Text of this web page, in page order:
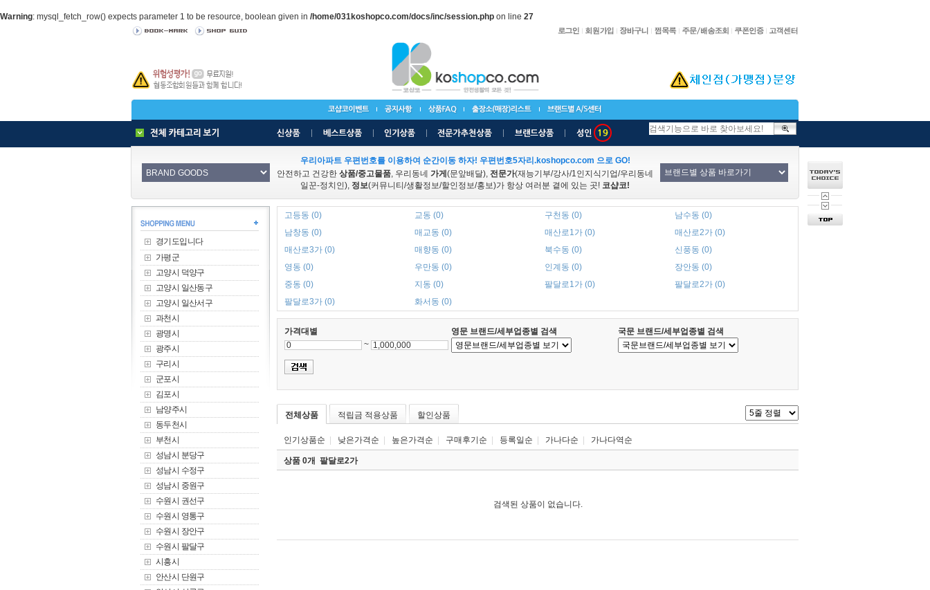
Warning: mysql_fetch_row() expects parameter 1 to be resource, boolean given in /home/031koshopco.com/docs/inc/session.php on line 27
우리아파트 우편번호를 이용하여 순간이동 하자! 우편번호5자리.koshopco.com 으로 GO!
안전하고 건강한 상품/중고물품, 우리동네 가게 (문앞배달), 전문가(재능기부/강사/1인지식기업/우리동네
일꾼-정치인), 정보(커뮤니티/생활정보/할인정보/홍보)가 항상 여러분 곁에 있는 곳! 코샵코!
경기도입니다
가평군
고양시 덕양구
고양시 일산동구
고양시 일산서구
과천시
광명시
광주시
구리시
군포시
김포시
남양주시
동두천시
부천시
성남시 분당구
성남시 수정구
성남시 중원구
수원시 권선구
수원시 영통구
수원시 장안구
수원시 팔달구
시흥시
안산시 단원구
고등동 (0) 교동 (0) 구천동 (0)
남수동 (0)
남창동 (0)
매교동 (0) 매산로1가 (0)
매산로2가 (0)
매산로3가 (0)
매향동 (0) 북수동 (0)
신풍동 (0)
영동 (0)
우만동 (0) 인계동 (0)
장안동 (0)
중동 (0)
지동 (0) 팔달로1가 (0)
팔달로2가 (0)
팔달로3가 (0)
화서동 (0)
가격대별 영문 브랜드/세부업종별 검색
국문 브랜드/세부업종별 검색
~
전체상품 적립금 적용상품 할인상품
인기상품순 낮은가격순 높은가격순 구매후기순 등록일순 가나다순 가나다역순
상품 0개 팔달로2가
검색된 상품이 없습니다.